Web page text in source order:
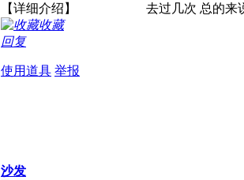
【详细介绍】 去过几次 总的来
收藏
回复
使用道具 举报
沙发